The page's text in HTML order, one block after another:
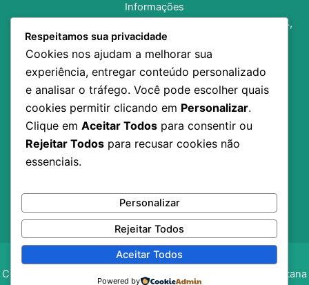
Informações
Av. Dom Pedro I, no 1312, Bairro Central, CEP 68.925-204,
Santana/AP
(96) 98138-8973
fundacaosancult@gmail.com
Horário de Funcionamento: 07h30 às 13h30
Inicio
A Fundação
Notícias
Editais
Transparência
Copyright © 2026 Fundação da Cultura do Município de Santana
Respeitamos sua privacidade
Cookies nos ajudam a melhorar sua
experiência, entregar conteúdo personalizado
e analisar o tráfego. Você pode escolher quais
cookies permitir clicando em Personalizar.
Clique em Aceitar Todos para consentir ou
Rejeitar Todos para recusar cookies não
essenciais.
Personalizar
Rejeitar Todos
Aceitar Todos
Powered by